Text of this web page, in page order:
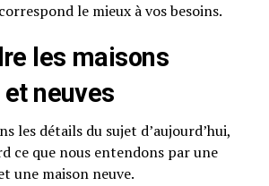
le mieux à vos besoins.
les maisons
neuves
les détails du sujet d’aujourd’hui,
ce que nous entendons par une
une maison neuve.